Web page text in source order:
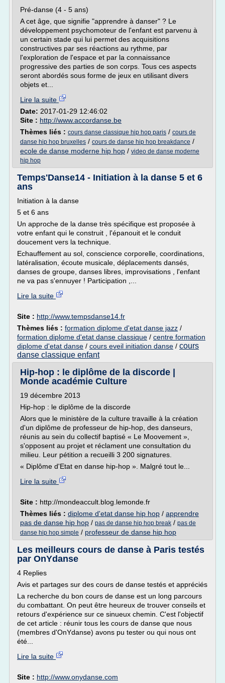
Pré-danse (4 - 5 ans)
A cet âge, que signifie "apprendre à danser" ? Le
développement psychomoteur de l'enfant est parvenu à
un certain stade qui lui permet des acquisitions
constructives par ses réactions au rythme, par
l'exploration de l'espace et par la connaissance
progressive des parties de son corps. Tous ces aspects
seront abordés sous forme de jeux en utilisant divers
objets et...
Lire la suite
Date: 2017-01-29 12:46:02
Site : http://www.accordanse.be
Thèmes liés : cours danse classique hip hop paris / cours de
danse hip hop bruxelles / cours de danse hip hop breakdance /
ecole de danse moderne hip hop / video de danse moderne
hip hop
Temps'Danse14 - Initiation à la danse 5 et 6
ans
Initiation à la danse
5 et 6 ans
Un approche de la danse très spécifique est proposée à
votre enfant qui le construit , l'épanouit et le conduit
doucement vers la technique.
Echauffement au sol, conscience corporelle, coordinations,
latéralisation, écoute musicale, déplacements dansés,
danses de groupe, danses libres, improvisations , l'enfant
ne va pas s'ennuyer ! Participation ,...
Lire la suite
Site : http://www.tempsdanse14.fr
Thèmes liés : formation diplome d'etat danse jazz /
formation diplome d'etat danse classique / centre formation
diplome d'etat danse / cours eveil initiation danse / cours
danse classique enfant
Hip-hop : le diplôme de la discorde |
Monde académie Culture
19 décembre 2013
Hip-hop : le diplôme de la discorde
Alors que le ministère de la culture travaille à la création
d'un diplôme de professeur de hip-hop, des danseurs,
réunis au sein du collectif baptisé « Le Moovement »,
s'opposent au projet et réclament une consultation du
milieu. Leur pétition a recueilli 3 200 signatures.
« Diplôme d'Etat en danse hip-hop ». Malgré tout le...
Lire la suite
Site : http://mondeaccult.blog.lemonde.fr
Thèmes liés : diplome d'etat danse hip hop / apprendre
pas de danse hip hop / pas de danse hip hop break / pas de
danse hip hop simple / professeur de danse hip hop
Les meilleurs cours de danse à Paris testés
par OnYdanse
4 Replies
Avis et partages sur des cours de danse testés et appréciés
La recherche du bon cours de danse est un long parcours
du combattant. On peut être heureux de trouver conseils et
retours d'expérience sur ce sinueux chemin. C'est l'objectif
de cet article : réunir tous les cours de danse que nous
(membres d'OnYdanse) avons pu tester ou qui nous ont
été...
Lire la suite
Site : http://www.onydanse.com